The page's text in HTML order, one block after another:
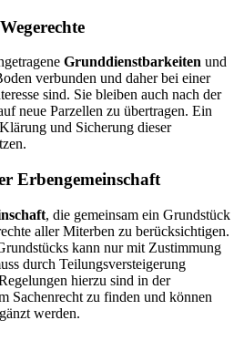
Grunddienstbarkeiten und
verbunden und daher bei einer
sind. Sie bleiben auch nach der
neue Parzellen zu übertragen. Ein
und Sicherung dieser
Erbengemeinschaft
, die gemeinsam ein Grundstück
aller Miterben zu berücksichtigen.
kann nur mit Zustimmung
durch Teilungsversteigerung
hierzu sind in der
Sachenrecht zu finden und können
werden.